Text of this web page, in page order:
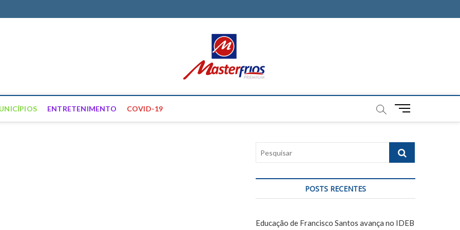
ENTRETENIMENTO COVID-19
M
u
B
u
o
q
a
POSTS RECENTES
Educação de Francisco Santos avança no IDEB